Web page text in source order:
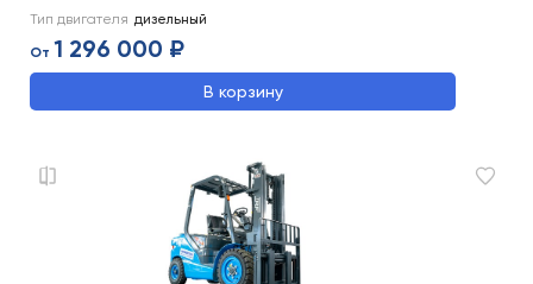
Тип двигателя дизельный
От 1 296 000 ₽
В корзину